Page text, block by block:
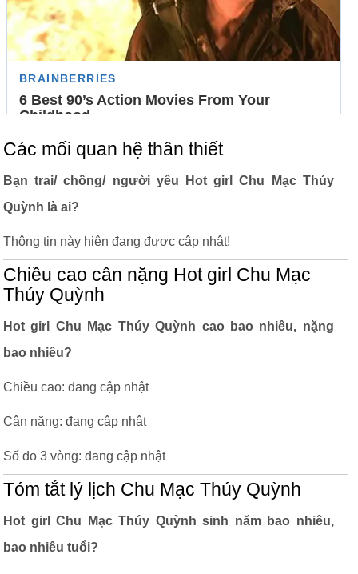
Các mối quan hệ thân thiết
Bạn trai/ chồng/ người yêu Hot girl Chu Mạc Thúy
Quỳnh là ai?
Thông tin này hiện đang được cập nhật!
Chiều cao cân nặng Hot girl Chu Mạc
Thúy Quỳnh
Hot girl Chu Mạc Thúy Quỳnh cao bao nhiêu, nặng
bao nhiêu?
Chiều cao: đang cập nhật
Cân nặng: đang cập nhật
Số đo 3 vòng: đang cập nhật
Tóm tắt lý lịch Chu Mạc Thúy Quỳnh
Hot girl Chu Mạc Thúy Quỳnh sinh năm bao nhiêu,
bao nhiêu tuổi?